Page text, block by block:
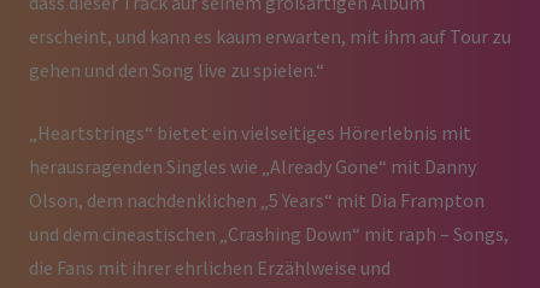
erscheint, und kann es kaum erwarten, mit ihm auf Tour zu
gehen und den Song live zu spielen.“
„Heartstrings“ bietet ein vielseitiges Hörerlebnis mit
herausragenden Singles wie „Already Gone“ mit Danny
Olson, dem nachdenklichen „5 Years“ mit Dia Frampton
und dem cineastischen „Crashing Down“ mit raph – Songs,
die Fans mit ihrer ehrlichen Erzählweise und